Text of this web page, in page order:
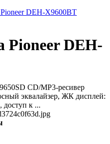
Pioneer DEH-X9600BT
Pioneer DEH-
CD/MP3-ресивер
эквалайзер, ЖК дисплей:
к ...